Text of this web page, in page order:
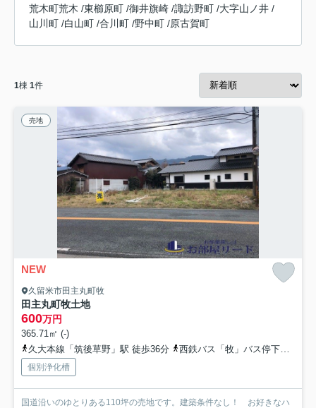
荒木町荒木 /東櫛原町 /御井旗崎 /諏訪野町 /大字山ノ井 /
山川町 /白山町 /合川町 /野中町 /原古賀町
1棟 1件
売地
NEW
久留米市田主丸町牧
田主丸町牧土地
600万円
365.71㎡ (-)
久大本線「筑後草野」駅 徒歩36分
西鉄バス「牧」バス停下車 徒歩3分
個別浄化槽
国道沿いのゆとりある110坪の売地です。建築条件なし！ お好きなハ